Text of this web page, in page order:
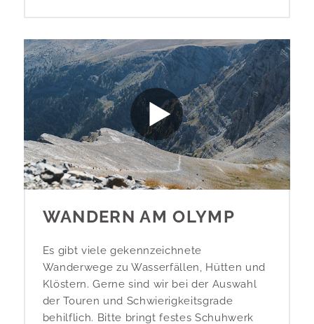
WANDERN AM OLYMP
Es gibt viele gekennzeichnete
Wanderwege zu Wasserfällen, Hütten und
Klöstern. Gerne sind wir bei der Auswahl
der Touren und Schwierigkeitsgrade
behilflich. Bitte bringt festes Schuhwerk